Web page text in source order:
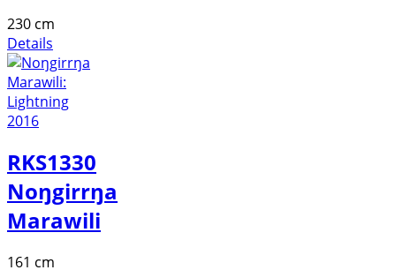
230 cm
Details
RKS1330
Noŋgirrŋa
Marawili
161 cm